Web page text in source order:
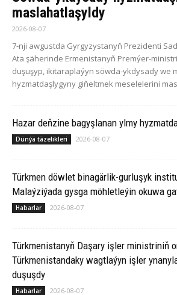
maslahatlaşyldy
2026-08-07
7-nji awgustda Gyrgyzystanyň Prezidenti
Ata şäherinde Ermenistanyň Premýer-
duşuşyp, ikitaraplaýyn söwda-ykdysady we
hyzmatdaşlygyny giňeltmek meselelerini
Hazar deňzine bagyşlanan ylmy
Dünýä täzelikleri 2026-08-07
Türkmen döwlet binagärlik-gurluşyk
Malaýziýada gysga möhletleýin okuwa
Habarlar 2026-08-07
Türkmenistanyň Daşary işler ministriniň
Türkmenistandaky wagtlaýyn işler
duşuşdy
Habarlar 2026-08-07